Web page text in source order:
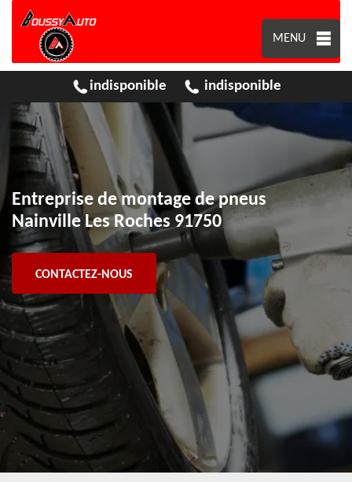
MENU
indisponible indisponible
Entreprise de montage de pneus
Nainville Les Roches 91750
CONTACTEZ-NOUS